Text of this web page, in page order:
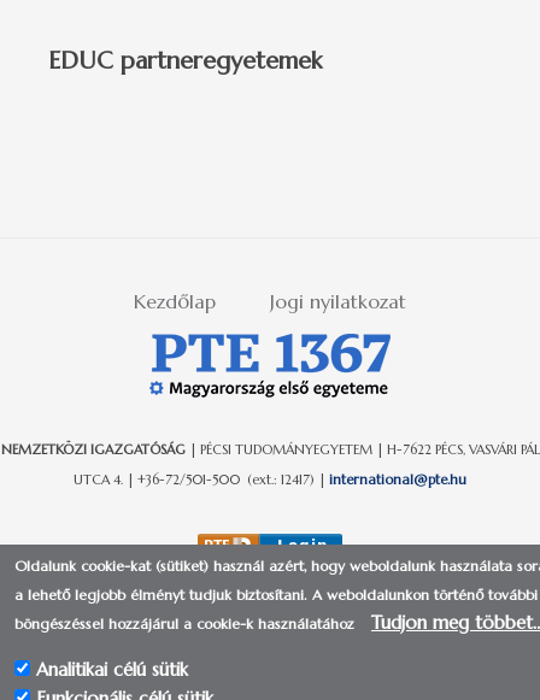
EDUC partneregyetemek
Kezdőlap Jogi nyilatkozat
NEMZETKÖZI IGAZGATÓSÁG| PÉCSI TUDOMÁNYEGYETEM | H-7622 PÉCS, VASVÁRI PÁL
UTCA 4. | +36-72/501-500 (ext.: 12417) | international@pte.hu
© 2017-2018 | Pécsi Tudományegyetem | Kancellária - IIG -
Oldalunk cookie-kat (sütiket) használ azért, hogy weboldalunk használata
a lehető legjobb élményt tudjuk biztosítani. A weboldalunkon történő további
böngészéssel hozzájárul a cookie-k használatához
Tudjon meg
Analitikai célú sütik